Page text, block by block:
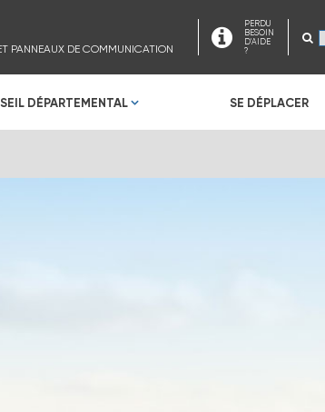
PANNEAUX DE COMMUNICATION
PERDU
BESOIN
D'AIDE
?
DÉPARTEMENTAL SE DÉPLACER